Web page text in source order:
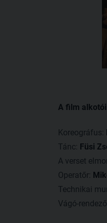
A film
Koreográfus:
Tánc: Füsi
A verset
Operatőr:
Technikai
Vágó-rendező: